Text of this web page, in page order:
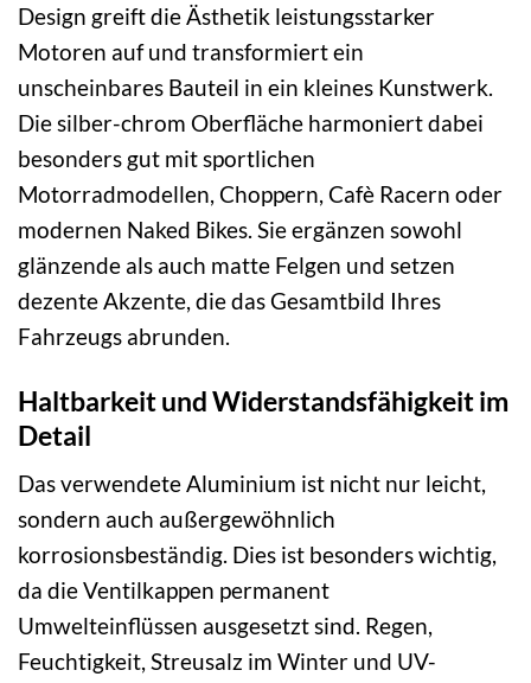
Design greift die Ästhetik leistungsstarker
Motoren auf und transformiert ein
unscheinbares Bauteil in ein kleines Kunstwerk.
Die silber-chrom Oberfläche harmoniert dabei
besonders gut mit sportlichen
Motorradmodellen, Choppern, Cafè Racern oder
modernen Naked Bikes. Sie ergänzen sowohl
glänzende als auch matte Felgen und setzen
dezente Akzente, die das Gesamtbild Ihres
Fahrzeugs abrunden.
Haltbarkeit und Widerstandsfähigkeit im
Detail
Das verwendete Aluminium ist nicht nur leicht,
sondern auch außergewöhnlich
korrosionsbeständig. Dies ist besonders wichtig,
da die Ventilkappen permanent
Umwelteinflüssen ausgesetzt sind. Regen,
Feuchtigkeit, Streusalz im Winter und UV-